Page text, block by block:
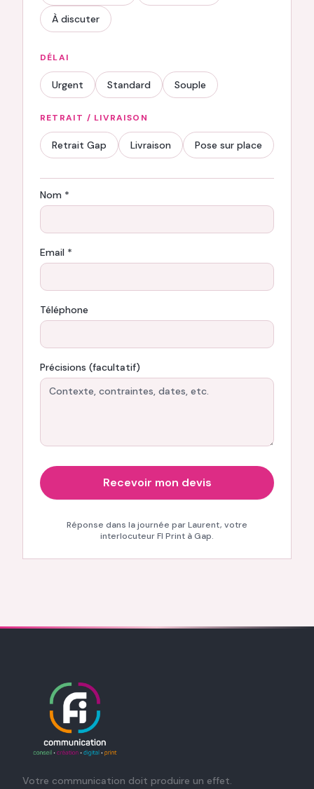
À discuter
DÉLAI
Urgent Standard Souple
RETRAIT / LIVRAISON
Retrait Gap Livraison Pose sur place
Nom *
Email *
Téléphone
Précisions (facultatif)
Recevoir mon devis
Réponse dans la journée par Laurent, votre
interlocuteur FI Print à Gap.
Votre communication doit produire un effet.